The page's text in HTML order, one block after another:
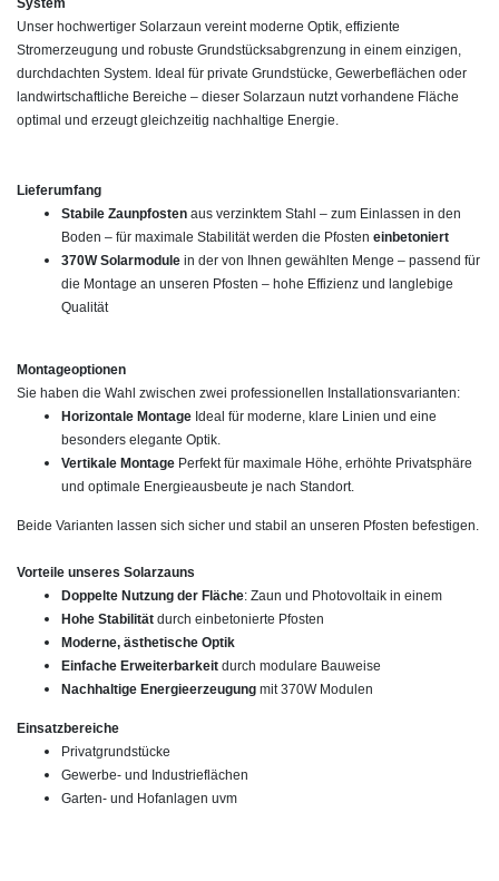
System
Unser hochwertiger Solarzaun vereint moderne Optik, effiziente
Stromerzeugung und robuste Grundstücksabgrenzung in einem einzigen,
durchdachten System. Ideal für private Grundstücke, Gewerbeflächen oder
landwirtschaftliche Bereiche – dieser Solarzaun nutzt vorhandene Fläche
optimal und erzeugt gleichzeitig nachhaltige Energie.
Lieferumfang
Stabile Zaunpfosten aus verzinktem Stahl – zum Einlassen in den
Boden – für maximale Stabilität werden die Pfosten einbetoniert
370W Solarmodule in der von Ihnen gewählten Menge – passend für
die Montage an unseren Pfosten – hohe Effizienz und langlebige
Qualität
Montageoptionen
Sie haben die Wahl zwischen zwei professionellen Installationsvarianten:
Horizontale Montage Ideal für moderne, klare Linien und eine
besonders elegante Optik.
Vertikale Montage Perfekt für maximale Höhe, erhöhte Privatsphäre
und optimale Energieausbeute je nach Standort.
Beide Varianten lassen sich sicher und stabil an unseren Pfosten befestigen.
Vorteile unseres Solarzauns
Doppelte Nutzung der Fläche: Zaun und Photovoltaik in einem
Hohe Stabilität durch einbetonierte Pfosten
Moderne, ästhetische Optik
Einfache Erweiterbarkeit durch modulare Bauweise
Nachhaltige Energieerzeugung mit 370W Modulen
Einsatzbereiche
Privatgrundstücke
Gewerbe- und Industrieflächen
Garten- und Hofanlagen uvm